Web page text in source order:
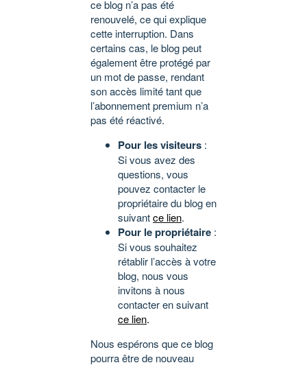
ce blog n’a pas été
renouvelé, ce qui explique
cette interruption. Dans
certains cas, le blog peut
également être protégé par
un mot de passe, rendant
son accès limité tant que
l’abonnement premium n’a
pas été réactivé.
Pour les visiteurs :
Si vous avez des
questions, vous
pouvez contacter le
propriétaire du blog en
suivantce lien.
Pour le propriétaire :
Si vous souhaitez
rétablir l’accès à votre
blog, nous vous
invitons à nous
contacter en suivant
ce lien.
Nous espérons que ce blog
pourra être de nouveau